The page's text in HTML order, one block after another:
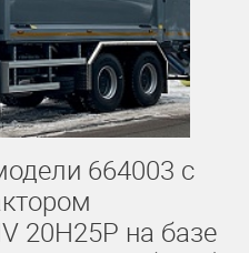
664003 с
20H25P на базе